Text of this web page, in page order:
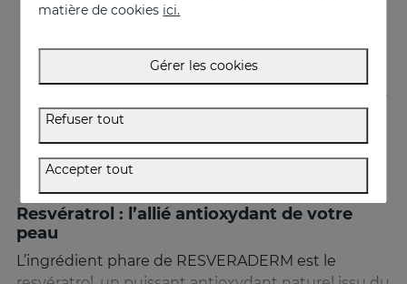
Resvératrol : l’allié antioxydant de votre
peau
L’ingrédient phare de RESVERADERM est le
matière de cookies ici.
Gérer les cookies
Refuser tout
Accepter tout